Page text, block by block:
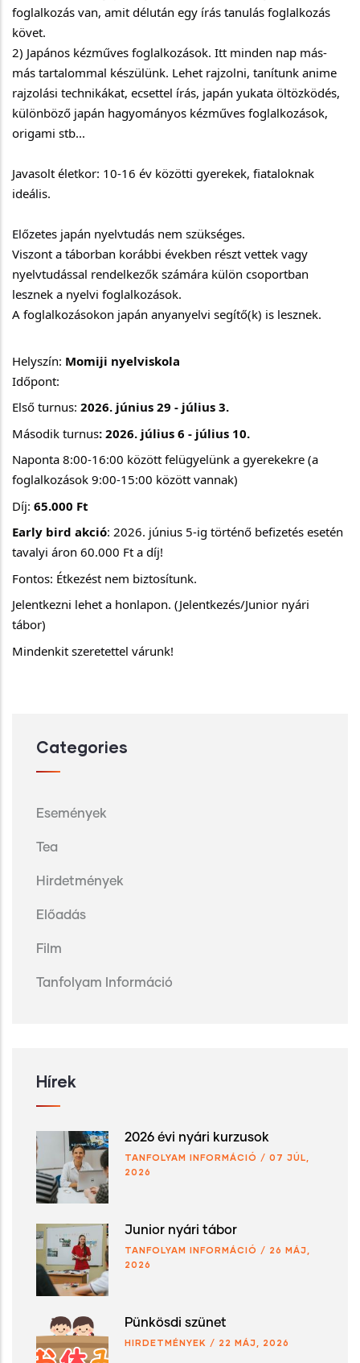
foglalkozás van, amit délután egy írás tanulás foglalkozás
követ.
2) Japános kézműves foglalkozások. Itt minden nap más-
más tartalommal készülünk. Lehet rajzolni, tanítunk anime
rajzolási technikákat, ecsettel írás, japán yukata öltözködés,
különböző japán hagyományos kézműves foglalkozások,
origami stb...
Javasolt életkor: 10-16 év közötti gyerekek, fiataloknak
ideális.
Előzetes japán nyelvtudás nem szükséges.
Viszont a táborban korábbi években részt vettek vagy
nyelvtudással rendelkezők számára külön csoportban
lesznek a nyelvi foglalkozások.
A foglalkozásokon japán anyanyelvi segítő(k) is lesznek.
Helyszín: Momiji nyelviskola
Időpont:
Első turnus: 2026. június 29 - július 3.
Második turnus: 2026. július 6 - július 10.
Naponta 8:00-16:00 között felügyelünk a gyerekekre (a
foglalkozások 9:00-15:00 között vannak)
Díj: 65.000 Ft
Early bird akció: 2026. június 5-ig történő befizetés esetén
tavalyi áron 60.000 Ft a díj!
Fontos: Étkezést nem biztosítunk.
Jelentkezni lehet a honlapon. (Jelentkezés/Junior nyári
tábor)
Mindenkit szeretettel várunk!
Categories
Események
Tea
Hirdetmények
Előadás
Film
Tanfolyam Információ
Hírek
2026 évi nyári kurzusok
TANFOLYAM INFORMÁCIÓ / 07 JÚL,
2026
Junior nyári tábor
TANFOLYAM INFORMÁCIÓ / 26 MÁJ,
2026
Pünkösdi szünet
HIRDETMÉNYEK / 22 MÁJ, 2026